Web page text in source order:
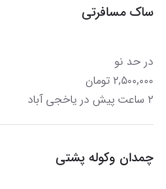
ساک مسافرتی
در حد نو
۲,۵۰۰,۰۰۰ تومان
۲ ساعت پیش در یاخجی آباد
چمدان وکوله پشتی